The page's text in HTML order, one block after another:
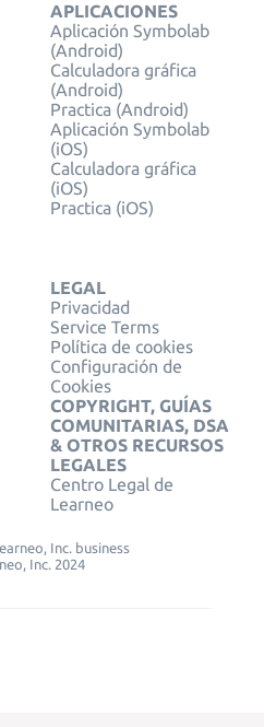
APLICACIONES
Aplicación Symbolab
(Android)
Calculadora gráfica
(Android)
Practica (Android)
Aplicación Symbolab
(iOS)
Calculadora gráfica
(iOS)
Practica (iOS)
LEGAL
Privacidad
Service Terms
Política de cookies
Configuración de
Cookies
COPYRIGHT, GUÍAS
COMUNITARIAS, DSA
& OTROS RECURSOS
LEGALES
Centro Legal de
Learneo
Inc. business
Inc. 2024